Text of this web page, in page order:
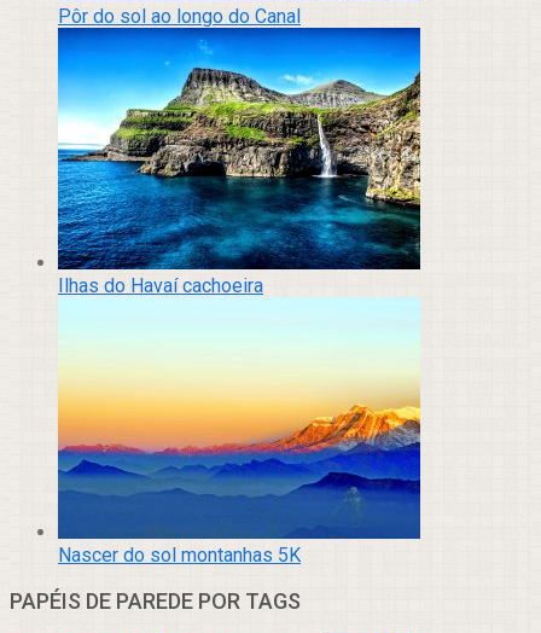
Pôr do sol ao longo do Canal
Ilhas do Havaí cachoeira
Nascer do sol montanhas 5K
PAPÉIS DE PAREDE POR TAGS